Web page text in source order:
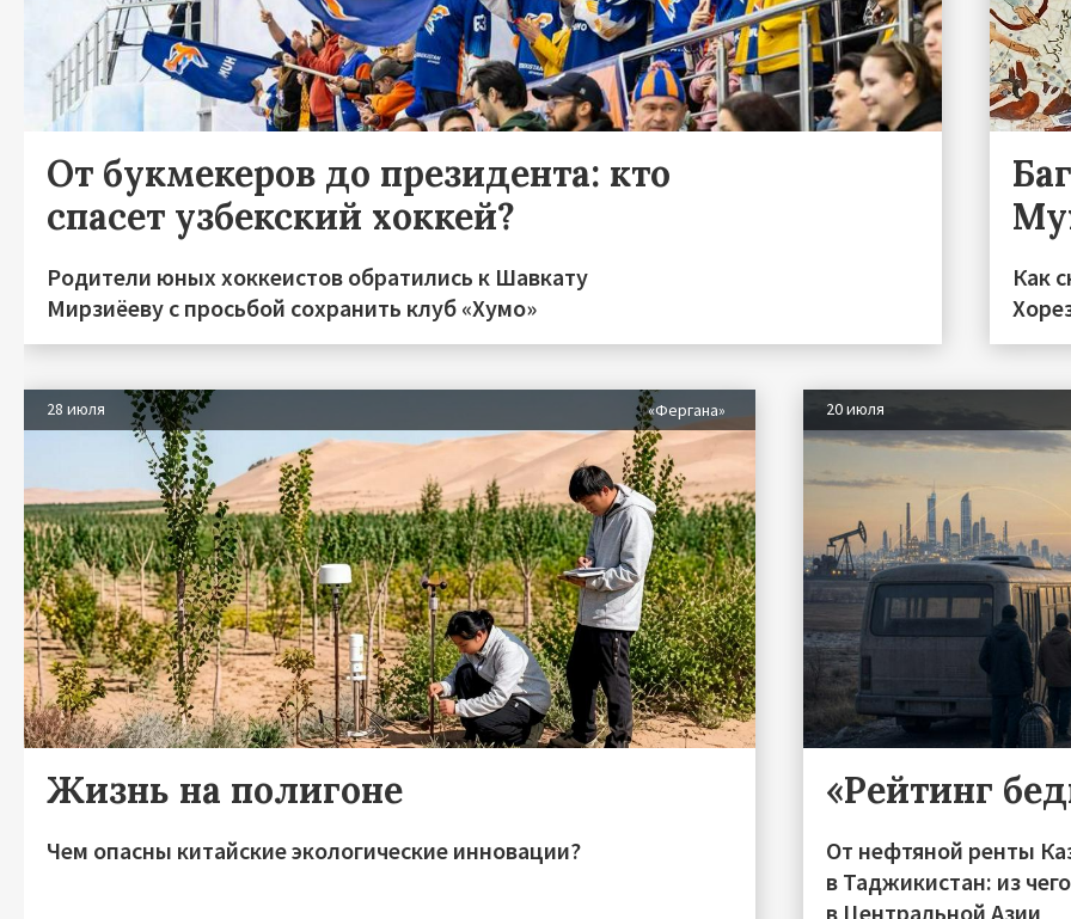
От букмекеров до президента: кто
спасет узбекский хоккей?
Родители юных хоккеистов обратились к Шавкату
Мирзиёеву с просьбой сохранить клуб «Хумо»
Как
28 июля «Фергана»
Жизнь на полигоне
Чем опасны китайские экологические инновации?
20 июля
«Рейтинг
От нефтяной ренты
в Таджикистан: из
в Центральной Азии